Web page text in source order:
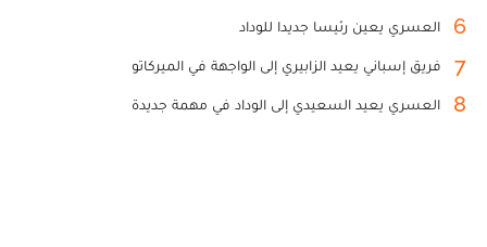
6 العسري يعين رئيسا جديدا للوداد
7 فريق إسباني يعيد الزابيري إلى الواجهة في الميركاتو
8 العسري يعيد السعيدي إلى الوداد في مهمة جديدة